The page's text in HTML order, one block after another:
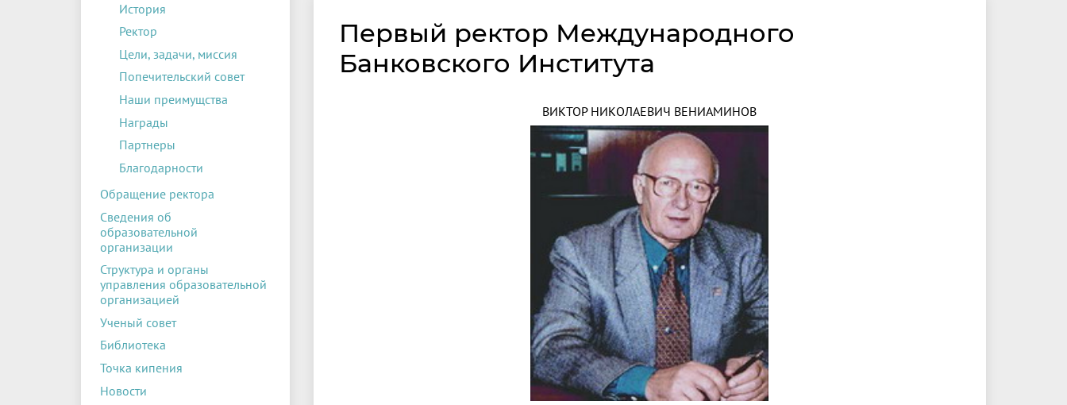
История
Ректор
Цели, задачи, миссия
Попечительский совет
Наши преимущства
Награды
Партнеры
Благодарности
Обращение ректора
Сведения об
образовательной
организации
Структура и органы
управления образовательной
организацией
Ученый совет
Библиотека
Точка кипения
Новости
Первый ректор Международного
Банковского Института
ВИКТОР НИКОЛАЕВИЧ ВЕНИАМИНОВ